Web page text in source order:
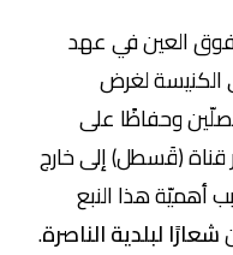
فوق العين في عهد
الكنيسة لغرض
وحفاظًا على
قناة (قَسطل) إلى خارج
أهميّة هذا النبع
شعارًا لبلدية الناصرة.